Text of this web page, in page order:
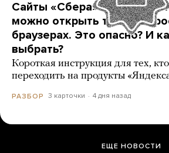
Сайты «Сбера» и других
можно открыть только в
браузерах. Это опасно? И
выбрать?
Короткая инструкция для тех,
переходить на продукты
РАЗБОР 3 карточки 4 дня назад
ЕЩЕ НОВОСТИ